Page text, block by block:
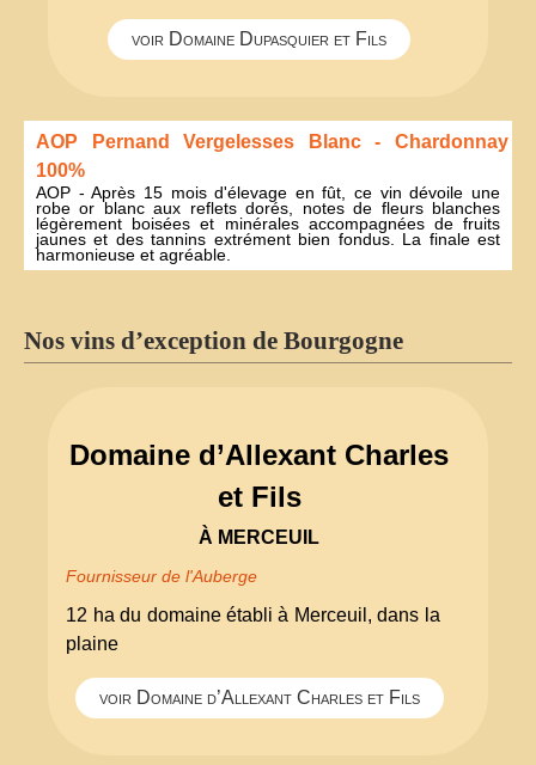
voir Domaine Dupasquier et Fils
AOP Pernand Vergelesses Blanc - Chardonnay
100%
AOP - Après 15 mois d'élevage en fût, ce vin dévoile une
robe or blanc aux reflets dorés, notes de fleurs blanches
légèrement boisées et minérales accompagnées de fruits
jaunes et des tannins extrément bien fondus. La finale est
harmonieuse et agréable.
Nos vins d’exception de Bourgogne
Domaine d’Allexant Charles
et Fils
À MERCEUIL
Fournisseur de l'Auberge
12 ha du domaine établi à Merceuil, dans la
plaine
voir Domaine d’Allexant Charles et Fils